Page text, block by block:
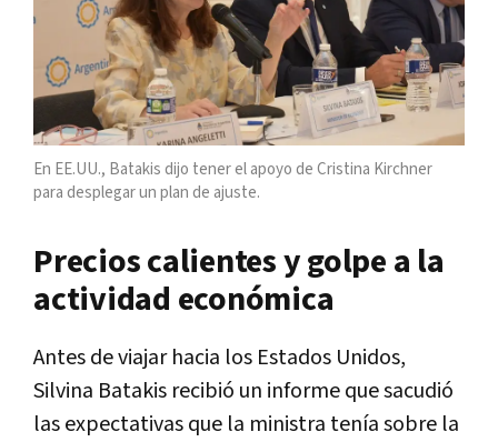
En EE.UU., Batakis dijo tener el apoyo de Cristina Kirchner
para desplegar un plan de ajuste.
Precios calientes y golpe a la
actividad económica
Antes de viajar hacia los Estados Unidos,
Silvina Batakis recibió un informe que sacudió
las expectativas que la ministra tenía sobre la